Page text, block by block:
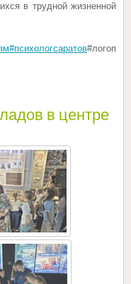
в трудной жизненной
#психологсаратов#логоп
в центре